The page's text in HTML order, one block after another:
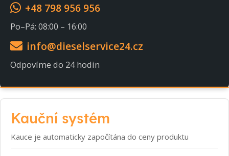
+48 798 956 956
Po–Pá: 08:00 – 16:00
info@dieselservice24.cz
Odpovíme do 24 hodin
Kauční systém
Kauce je automaticky započítána do ceny produktu